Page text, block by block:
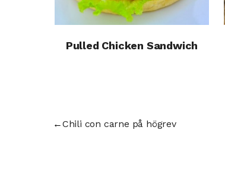
Pulled Chicken Sandwich
←Chili con carne på högrev